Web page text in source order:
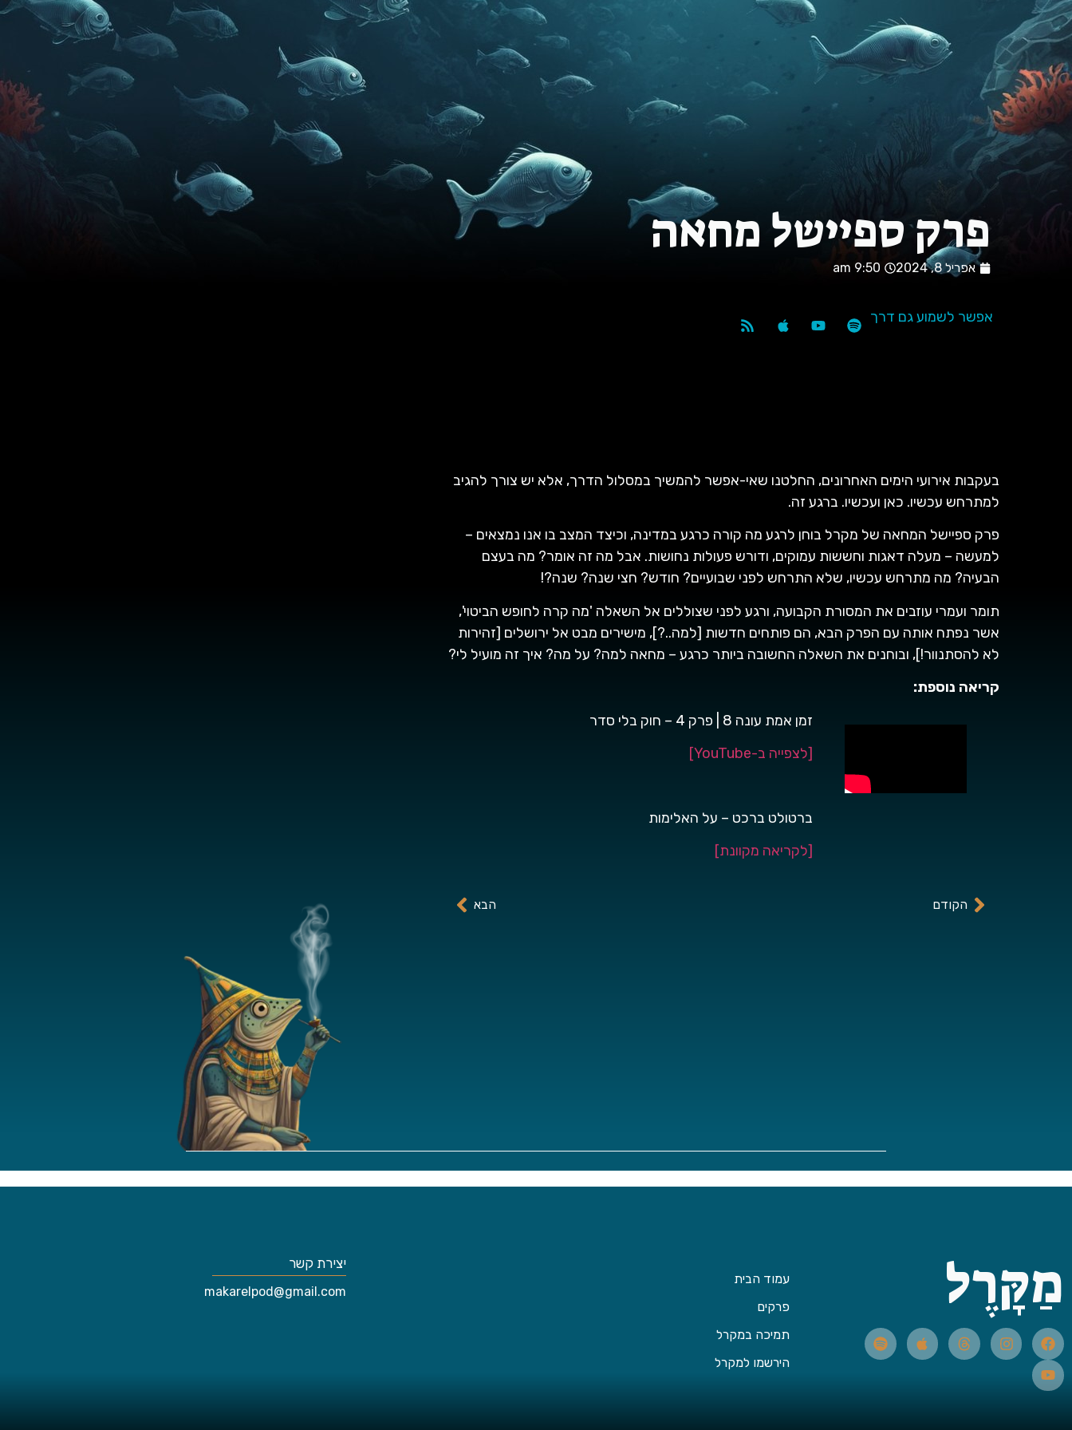
תמיכה במקרל
פרק ספיישל מחאה
אפריל 8, 2024 9:50 am
אפשר לשמוע גם דרך
בעקבות אירועי הימים האחרונים, החלטנו שאי-אפשר להמשיך במסלול הדרך, אלא יש צורך להגיב
למתרחש עכשיו. כאן ועכשיו. ברגע זה.
פרק ספיישל המחאה של מקרל בוחן לרגע מה קורה כרגע במדינה, וכיצד המצב בו אנו נמצאים –
למעשה – מעלה דאגות וחששות עמוקים, ודורש פעולות נחושות. אבל מה זה אומר? מה בעצם
הבעיה? מה מתרחש עכשיו, שלא התרחש לפני שבועיים? חודש? חצי שנה? שנה?!
תומר ועמרי עוזבים את המסורת הקבועה, ורגע לפני שצוללים אל השאלה 'מה קרה לחופש הביטוי',
אשר נפתח אותה עם הפרק הבא, הם פותחים חדשות [למה..?], מישירים מבט אל ירושלים [זהירות
לא להסתנוור!], ובוחנים את השאלה החשובה ביותר כרגע – מחאה למה? על מה? איך זה מועיל לי?
קריאה נוספת:
זמן אמת עונה 8 | פרק 4 – חוק בלי סדר
[לצפייה ב-YouTube]
ברטולט ברכט – על האלימות
[לקריאה מקוונת]
הקודם הבא
מַקָּרֶל
עמוד הבית
פרקים
תמיכה במקרל
הירשמו למקרל
יצירת קשר
makarelpod@gmail.com